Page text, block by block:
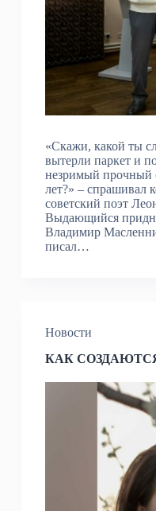
«Скажи, какой ты
вытерли паркет и
незримый прочный
лет?» – спрашивал
советский поэт
Выдающийся
Владимир
писал…
Новости
КАК